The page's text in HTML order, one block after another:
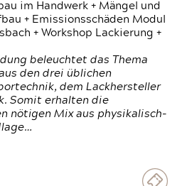
im Handwerk + Mängel und
+ Emissionsschäden Modul
+ Workshop Lackierung +
beleuchtet das Thema
den drei üblichen
dem Lackhersteller
Somit erhalten die
nötigen Mix aus physikalisch-